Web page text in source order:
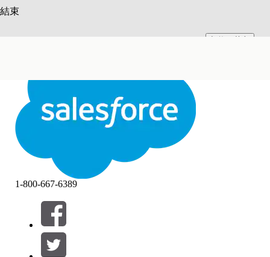
結束
結束
篩選器 (0)
選取篩選
1-800-667-6389